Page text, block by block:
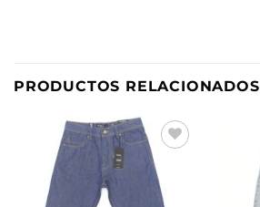
PRODUCTOS RELACIONADOS
Añadir
a la
lista de
deseos